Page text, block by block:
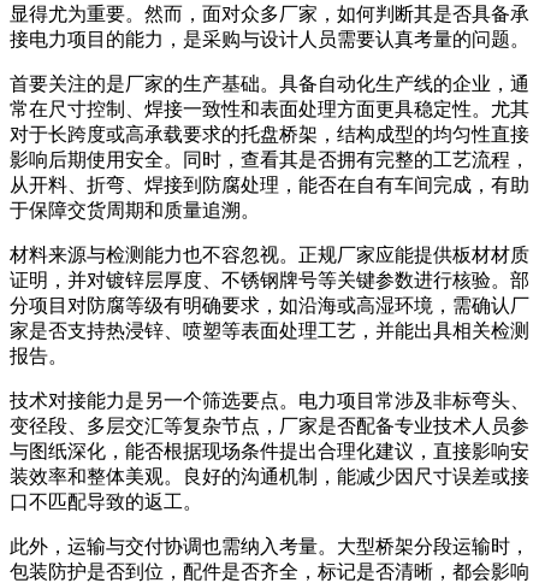
显得尤为重要。然而，面对众多厂家，如何判断其是否具备承
接电力项目的能力，是采购与设计人员需要认真考量的问题。
首要关注的是厂家的生产基础。具备自动化生产线的企业，通
常在尺寸控制、焊接一致性和表面处理方面更具稳定性。尤其
对于长跨度或高承载要求的托盘桥架，结构成型的均匀性直接
影响后期使用安全。同时，查看其是否拥有完整的工艺流程，
从开料、折弯、焊接到防腐处理，能否在自有车间完成，有助
于保障交货周期和质量追溯。
材料来源与检测能力也不容忽视。正规厂家应能提供板材材质
证明，并对镀锌层厚度、不锈钢牌号等关键参数进行核验。部
分项目对防腐等级有明确要求，如沿海或高湿环境，需确认厂
家是否支持热浸锌、喷塑等表面处理工艺，并能出具相关检测
报告。
技术对接能力是另一个筛选要点。电力项目常涉及非标弯头、
变径段、多层交汇等复杂节点，厂家是否配备专业技术人员参
与图纸深化，能否根据现场条件提出合理化建议，直接影响安
装效率和整体美观。良好的沟通机制，能减少因尺寸误差或接
口不匹配导致的返工。
此外，运输与交付协调也需纳入考量。大型桥架分段运输时，
包装防护是否到位，配件是否齐全，标记是否清晰，都会影响